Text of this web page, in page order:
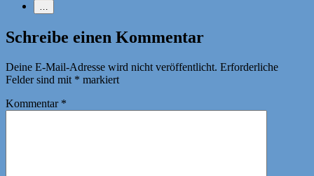
…
Erwähnungen
Schreibe einen Kommentar
Deine E-Mail-Adresse wird nicht veröffentlicht. Erforderliche
Felder sind mit * markiert
Kommentar *